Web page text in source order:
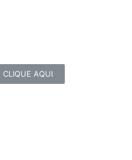
CLIQUE AQUI